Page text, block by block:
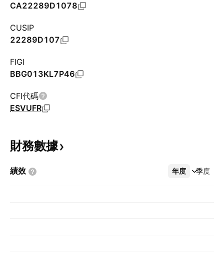
CA22289D1078
CUSIP
22289D107
FIGI
BBG013KL7P46
CFI代碼
ESVUFR
財務數據
績效 年度 季度
更多